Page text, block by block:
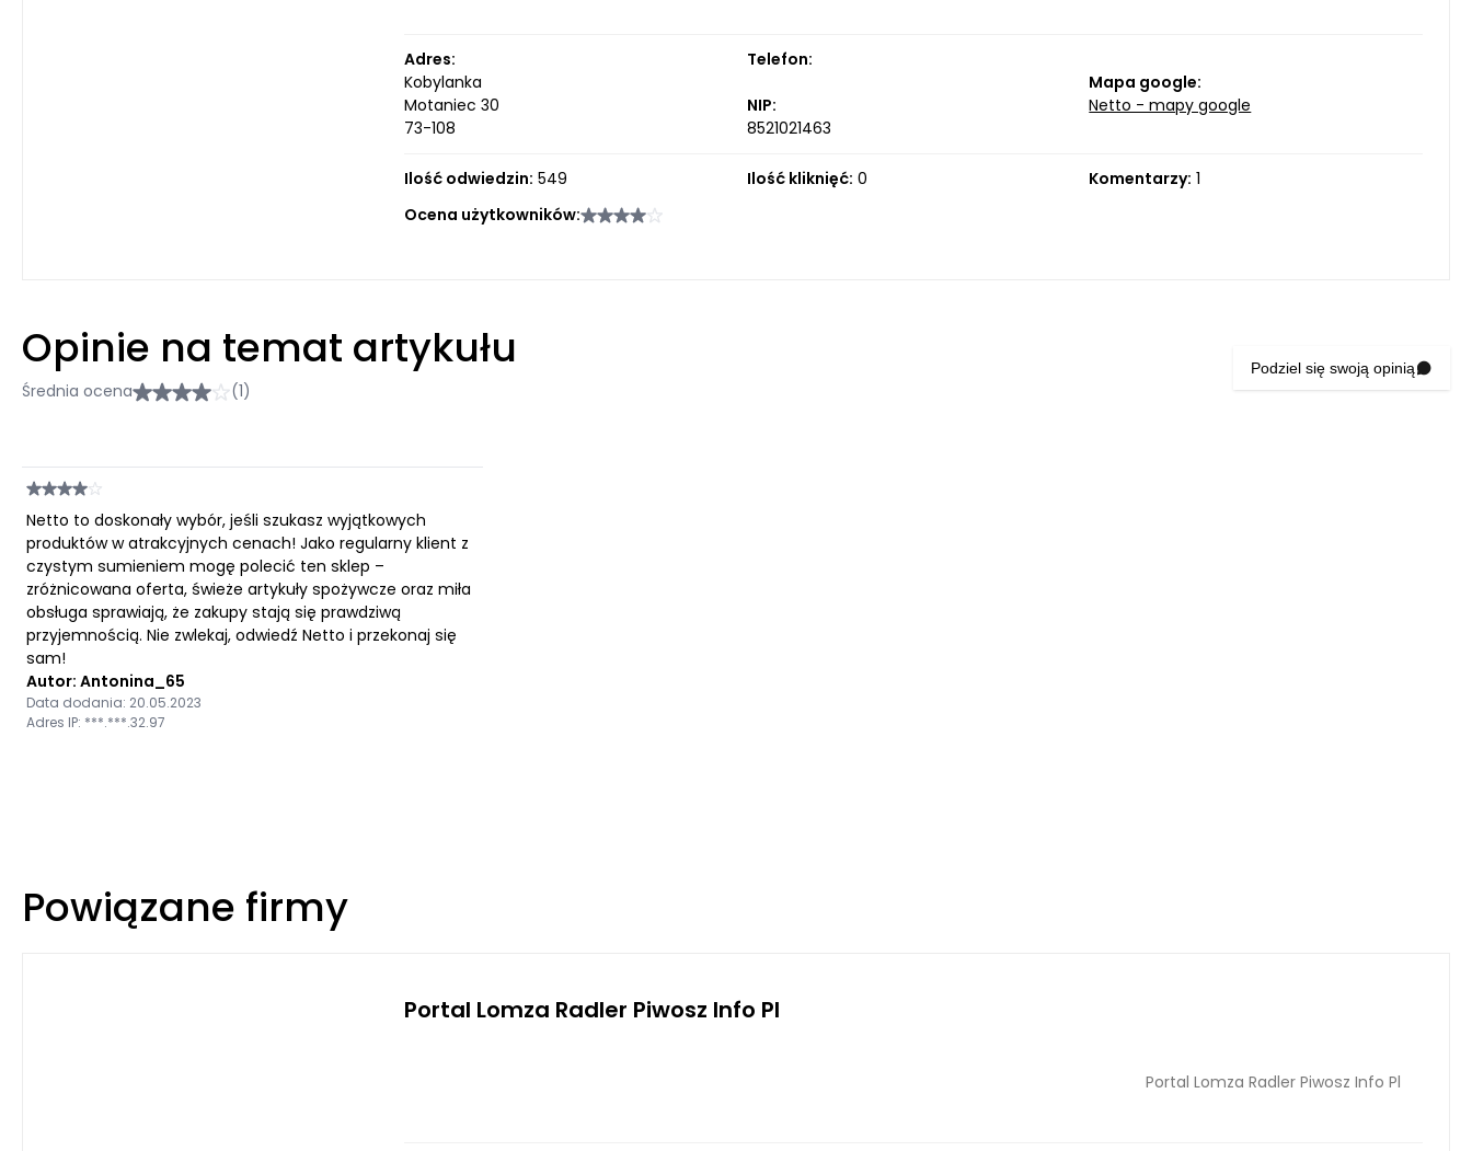
Adres:
Kobylanka
Motaniec 30
73-108
Telefon:
NIP:
8521021463
Mapa google:
Netto - mapy google
Ilość odwiedzin: 549 Ilość kliknięć: 0 Komentarzy: 1
Ocena użytkowników:
Opinie na temat artykułu
Średnia ocena (1)
Podziel się swoją opinią
Netto to doskonały wybór, jeśli szukasz wyjątkowych
produktów w atrakcyjnych cenach! Jako regularny klient z
czystym sumieniem mogę polecić ten sklep –
zróżnicowana oferta, świeże artykuły spożywcze oraz miła
obsługa sprawiają, że zakupy stają się prawdziwą
przyjemnością. Nie zwlekaj, odwiedź Netto i przekonaj się
sam!
Autor: Antonina_65
Data dodania: 20.05.2023
Adres IP: ***.***.32.97
Powiązane firmy
Portal Lomza Radler Piwosz Info Pl
Portal Lomza Radler Piwosz Info Pl